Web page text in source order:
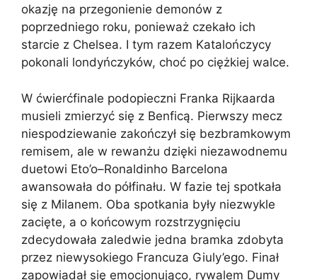
okazję na przegonienie demonów z
poprzedniego roku, ponieważ czekało ich
starcie z Chelsea. I tym razem Katalończycy
pokonali londyńczyków, choć po ciężkiej walce.
W ćwierćfinale podopieczni Franka Rijkaarda
musieli zmierzyć się z Benficą. Pierwszy mecz
niespodziewanie zakończył się bezbramkowym
remisem, ale w rewanżu dzięki niezawodnemu
duetowi Eto’o–Ronaldinho Barcelona
awansowała do półfinału. W fazie tej spotkała
się z Milanem. Oba spotkania były niezwykle
zacięte, a o końcowym rozstrzygnięciu
zdecydowała zaledwie jedna bramka zdobyta
przez niewysokiego Francuza Giuly’ego. Finał
zapowiadał się emocjonująco, rywalem Dumy